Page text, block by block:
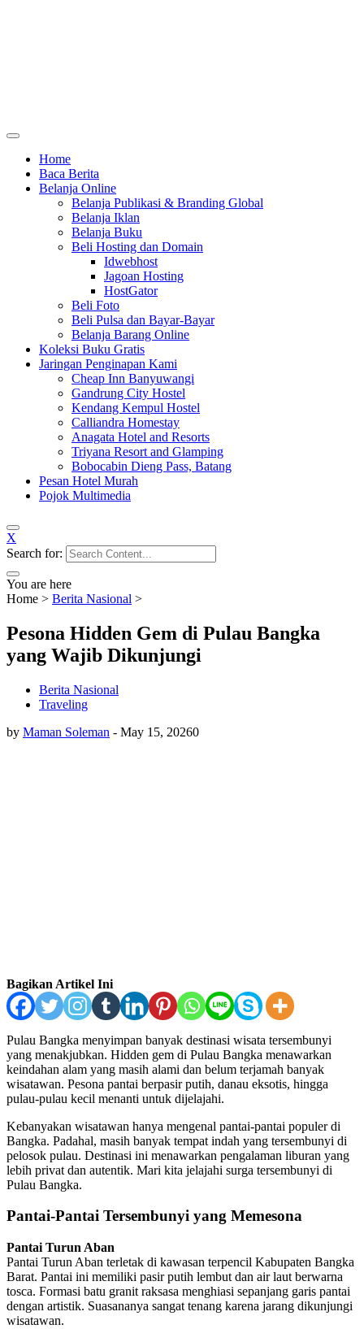
Home
Baca Berita
Belanja Online
Belanja Publikasi & Branding Global
Belanja Iklan
Belanja Buku
Beli Hosting dan Domain
Idwebhost
Jagoan Hosting
HostGator
Beli Foto
Beli Pulsa dan Bayar-Bayar
Belanja Barang Online
Koleksi Buku Gratis
Jaringan Penginapan Kami
Cheap Inn Banyuwangi
Gandrung City Hostel
Kendang Kempul Hostel
Calliandra Homestay
Anagata Hotel and Resorts
Triyana Resort and Glamping
Bobocabin Dieng Pass, Batang
Pesan Hotel Murah
Pojok Multimedia
X
Search for:
You are here
Home > Berita Nasional >
Pesona Hidden Gem di Pulau Bangka
yang Wajib Dikunjungi
Berita Nasional
Traveling
by Maman Soleman - May 15, 20260
Bagikan Artikel Ini
Pulau Bangka menyimpan banyak destinasi wisata tersembunyi
yang menakjubkan. Hidden gem di Pulau Bangka menawarkan
keindahan alam yang masih alami dan belum terjamah banyak
wisatawan. Pesona pantai berpasir putih, danau eksotis, hingga
pulau-pulau kecil menanti untuk dijelajahi.
Kebanyakan wisatawan hanya mengenal pantai-pantai populer di
Bangka. Padahal, masih banyak tempat indah yang tersembunyi di
pelosok pulau. Destinasi ini menawarkan pengalaman liburan yang
lebih privat dan autentik. Mari kita jelajahi surga tersembunyi di
Pulau Bangka.
Pantai-Pantai Tersembunyi yang Memesona
Pantai Turun Aban
Pantai Turun Aban terletak di kawasan terpencil Kabupaten Bangka
Barat. Pantai ini memiliki pasir putih lembut dan air laut berwarna
tosca. Formasi batu granit raksasa menghiasi sepanjang garis pantai
dengan artistik. Suasananya sangat tenang karena jarang dikunjungi
wisatawan.